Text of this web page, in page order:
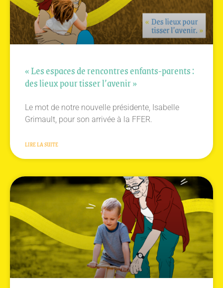
« Les espaces de rencontres enfants-parents :
des lieux pour tisser l’avenir »
Le mot de notre nouvelle présidente, Isabelle
Grimault, pour son arrivée à la FFER.
LIRE LA SUITE